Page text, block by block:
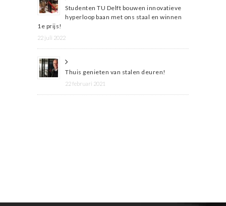
Studenten TU Delft bouwen innovatieve
hyperloop baan met ons staal en winnen
1e prijs!
22 juli 2022
Thuis genieten van stalen deuren!
22 februari 2021